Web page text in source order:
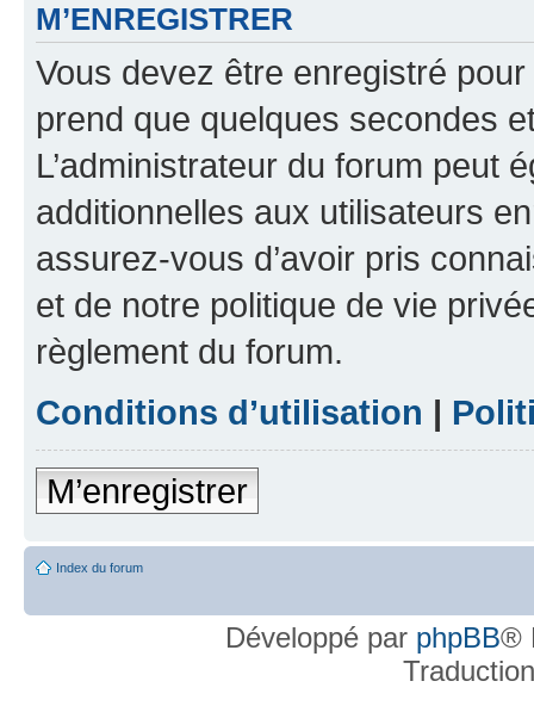
M’ENREGISTRER
Vous devez être enregistré
prend que quelques secondes
L’administrateur du forum peut
additionnelles aux utilisateurs
assurez-vous d’avoir pris
et de notre politique de vie
règlement du forum.
Conditions d’utilisation |
M’enregistrer
Index du forum
Développé par phpBB®